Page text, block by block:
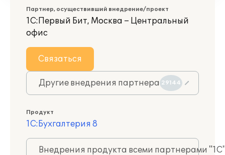
Партнер, осуществивший внедрение/проект
1С:Первый Бит, Москва – Центральный
офис
Связаться
Другие внедрения партнера 29144
Продукт
1С:Бухгалтерия 8
Внедрения продукта всеми партнерами